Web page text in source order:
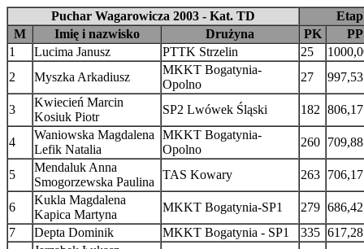
Puchar Wagarowicza 2003 - Kat. TD
M
Imię i nazwisko Drużyna PK
PP
1
Lucima Janusz PTTK Strzelin 25
2
Myszka Arkadiusz
MKKT Bogatynia-
Opolno
27 997,53
3
Kwiecień Marcin
Kosiuk Piotr
SP2 Lwówek Śląski 182 806,17
4
Waniowska Magdalena
Lefik Natalia
MKKT Bogatynia-
Opolno
260 709,88
5
Mendaluk Anna
Smogorzewska Paulina
TAS Kowary 263 706,17
6
Kukla Magdalena
Kapica Martyna
MKKT Bogatynia-SP1 279 686,42
7
Depta Dominik MKKT Bogatynia - SP1 335 617,28